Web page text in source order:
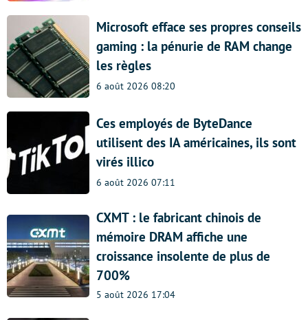
Microsoft efface ses propres conseils
gaming : la pénurie de RAM change
les règles
6 août 2026 08:20
Ces employés de ByteDance
utilisent des IA américaines, ils sont
virés illico
6 août 2026 07:11
CXMT : le fabricant chinois de
mémoire DRAM affiche une
croissance insolente de plus de
700%
5 août 2026 17:04